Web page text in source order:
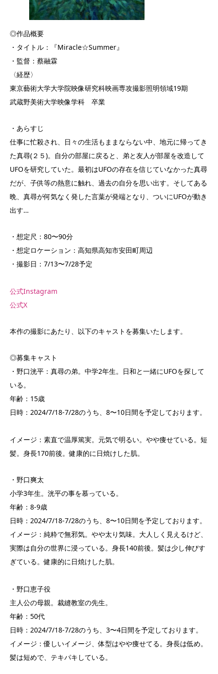
◎作品概要
・タイトル：『Miracle☆Summer』
・監督：蔡融霖
〈経歴〉
東京藝術大学大学院映像研究科映画専攻撮影照明領域19期
武蔵野美術大学映像学科 卒業
・あらすじ
仕事に忙殺され、日々の生活もままならない中、地元に帰ってき
た真尋(２５)。自分の部屋に戻ると、弟と友人が部屋を改造して
UFOを研究していた。最初はUFOの存在を信じていなかった真尋
だが、子供等の熱意に触れ、過去の自分を思い出す。そしてある
晩、真尋が何気なく発した言葉が発端となり、ついにUFOが動き
出す…
・想定尺：80〜90分
・想定ロケーション：高知県高知市安田町周辺
・撮影日：7/13〜7/28予定
公式Instagram
公式X
本作の撮影にあたり、以下のキャストを募集いたします。
◎募集キャスト
・野口洸平：真尋の弟。中学2年生。日和と一緒にUFOを探して
いる。
年齢：15歳
日時：2024/7/18-7/28のうち、8〜10日間を予定しております。
イメージ：素直で温厚篤実。元気で明るい。やや痩せている。短
髪。身長170前後。健康的に日焼けした肌。
・野口爽太
小学3年生。洸平の事を慕っている。
年齢：8-9歳
日時：2024/7/18-7/28のうち、8〜10日間を予定しております。
イメージ：純粋で無邪気。やや太り気味。大人しく見えるけど、
実際は自分の世界に浸っている。身長140前後。髪は少し伸びす
ぎている。健康的に日焼けした肌。
・野口恵子役
主人公の母親。裁縫教室の先生。
年齢：50代
日時：2024/7/18-7/28のうち、3〜4日間を予定しております。
イメージ：優しいイメージ、体型はやや痩せてる。身長は低め。
髪は短めで、テキパキしている。